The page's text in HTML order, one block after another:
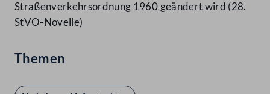
Straßenverkehrsordnung 1960 geändert wird (28.
StVO-Novelle)
Themen